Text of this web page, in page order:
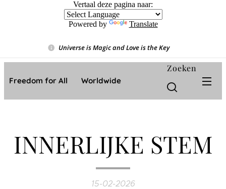
Vertaal deze pagina naar:
Powered by Translate
Universe is Magic and Love is the Key❤️
Freedom for All ❤️ Worldwide
Zoeken
INNERLIJKE STEM
15-02-2026